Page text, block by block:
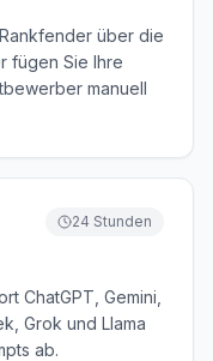
über die
fügen Sie Ihre
manuell
24 Stunden
ChatGPT, Gemini,
Grok und Llama
ab.